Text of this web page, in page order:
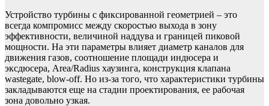
Устройство турбины с фиксированной геометрией – это
всегда компромисс между скоростью выхода в зону
эффективности, величиной наддува и границей пиковой
мощности. На эти параметры влияет диаметр каналов для
движения газов, соотношение площади индюсера и
эксдюсера, Area/Radius хаузинга, конструкция клапана
wastegate, blow-off. Но из-за того, что характеристики турбины
закладываются еще на стадии проектирования, ее рабочая
зона довольно узкая.